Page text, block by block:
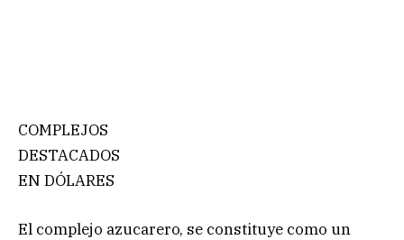
COMPLEJOS
DESTACADOS
EN DÓLARES
El complejo azucarero, se constituye como un